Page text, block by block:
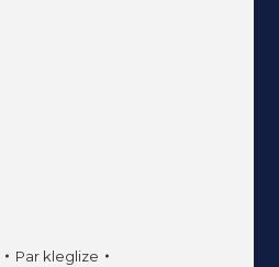
Par kleglize